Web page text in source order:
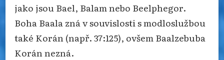
jako jsou Bael, Balam nebo Beelphegor.
Boha Baala zná v souvislosti s modloslužbou
také Korán (např. 37:125), ovšem Baalzebuba
Korán nezná.